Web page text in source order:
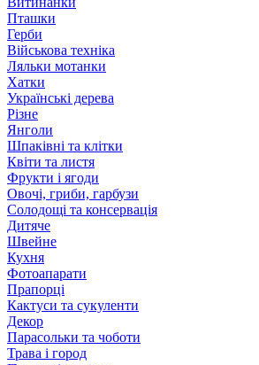
Пташки
Герби
Військова техніка
Ляльки мотанки
Хатки
Українські дерева
Різне
Янголи
Шпаківні та клітки
Квіти та листя
Фрукти і ягоди
Овочі, гриби, гарбузи
Солодощі та консервація
Дитяче
Швейне
Кухня
Фотоапарати
Прапорці
Кактуси та сукуленти
Декор
Парасольки та чоботи
Трава і город